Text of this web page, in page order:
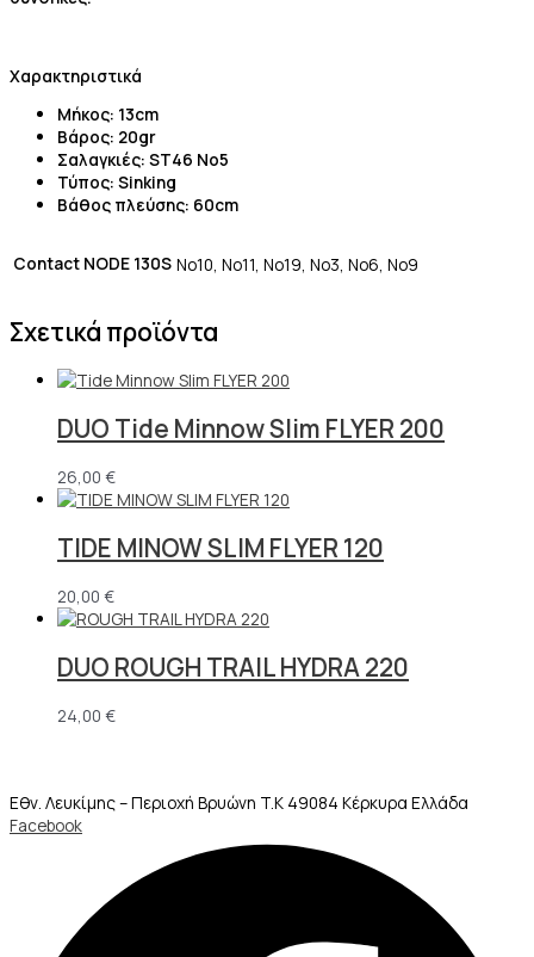
Χαρακτηριστικά
Μήκος: 13cm
Βάρος: 20gr
Σαλαγκιές: ST46 Νο5
Τύπος: Sinking
Βάθος πλεύσης: 60cm
Contact NODE 130S No10, No11, No19, No3, No6, No9
Σχετικά προϊόντα
DUO Tide Minnow Slim FLYER 200
26,00 €
TIDE MINOW SLIM FLYER 120
20,00 €
DUO ROUGH TRAIL HYDRA 220
24,00 €
Εθν. Λευκίμης – Περιοχή Βρυώνη T.K 49084 Κέρκυρα Ελλάδα
Facebook